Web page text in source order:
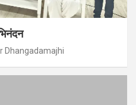
Dhangadamajhi